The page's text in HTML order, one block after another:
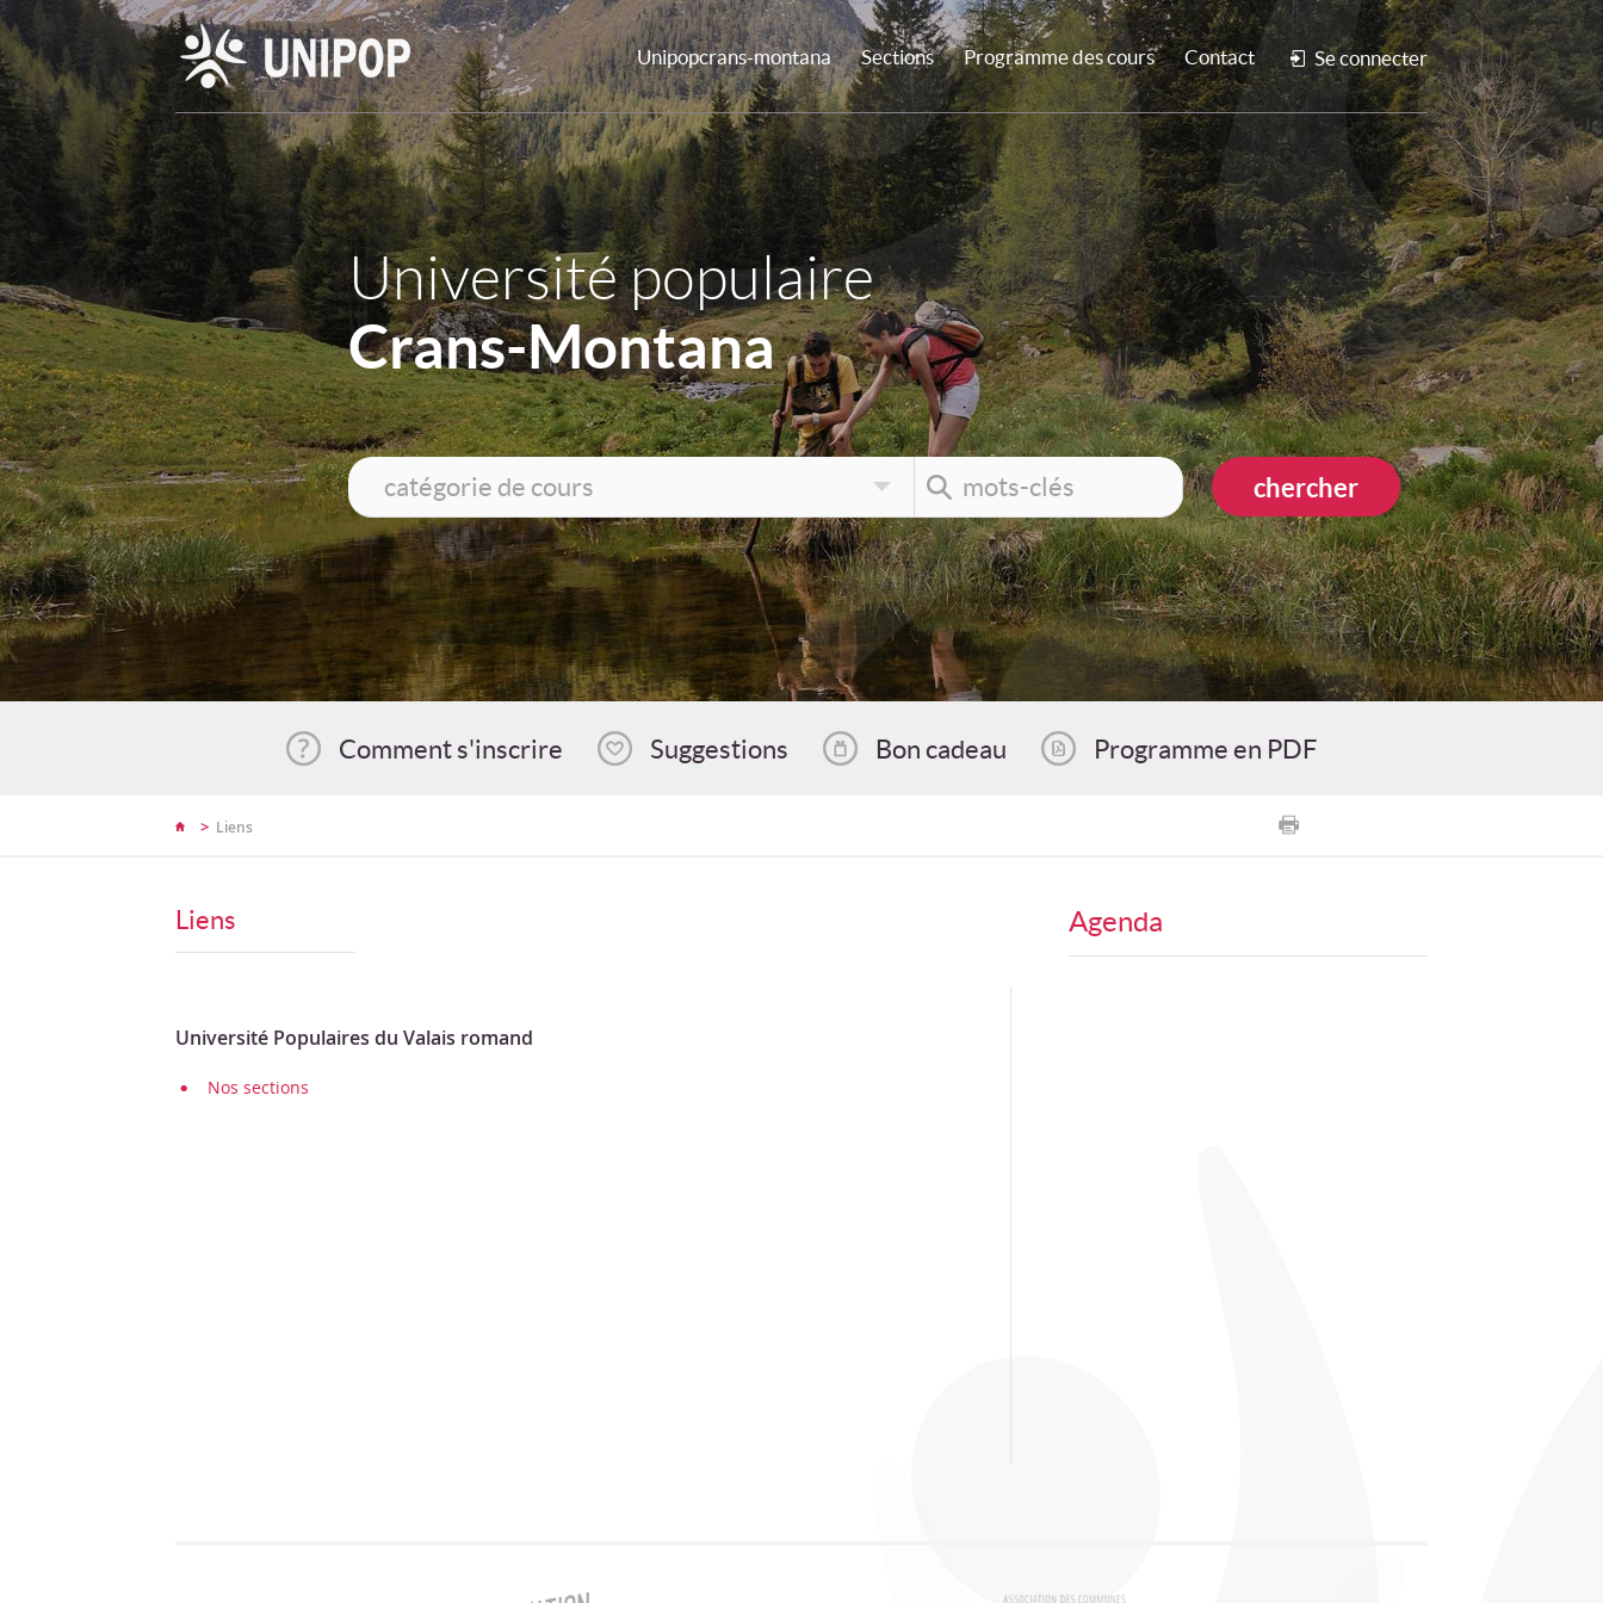
Unipopcrans-montana Sections Programme des cours Contact Se connecter
Université populaire
Crans-Montana
Comment s'inscrire Suggestions Bon cadeau Programme en PDF
> Liens
Liens
Université Populaires du Valais romand
Nos sections
Agenda